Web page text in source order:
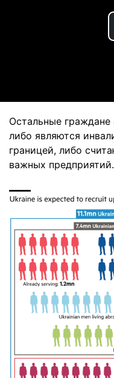
Остальные
либо являются
границей, либо
важных предприятий.